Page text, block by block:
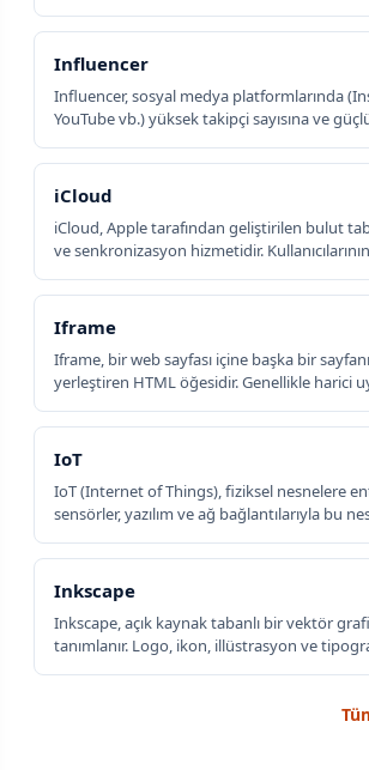
Influencer
Influencer, sosyal medya platformlarında
YouTube vb.) yüksek takipçi sayısına ve
iCloud
iCloud, Apple tarafından geliştirilen bulut
ve senkronizasyon hizmetidir.
Iframe
Iframe, bir web sayfası içine başka bir
yerleştiren HTML öğesidir. Genellikle harici
IoT
IoT (Internet of Things), fiziksel nesnelere
sensörler, yazılım ve ağ bağlantılarıyla bu
Inkscape
Inkscape, açık kaynak tabanlı bir vektör
tanımlanır. Logo, ikon, illüstrasyon ve